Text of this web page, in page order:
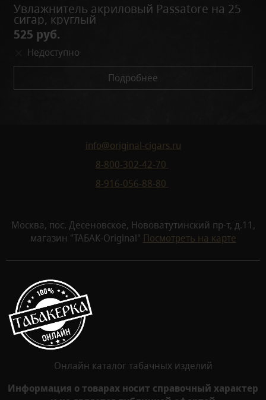
Увлажнитель акриловый Passatore на 25
сигар, круглый
525 руб.
Недоступно
Подробнее
info@original-cigars.ru
8-800-302-42-70
8-916-056-88-80
Москва, пос. Десеновское, Нововатутинский пр-т, д.11,
магазин "ТАБАК-Original" Посмотреть на карте
Онлайн каталог табачных изделий
Информация о товарах носит справочный характер